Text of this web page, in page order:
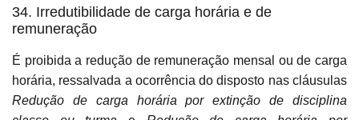
34. Irredutibilidade de carga horária e de
remuneração
É proibida a redução de remuneração mensal ou de carga
horária, ressalvada a ocorrência do disposto nas cláusulas
Redução de carga horária por extinção de disciplina